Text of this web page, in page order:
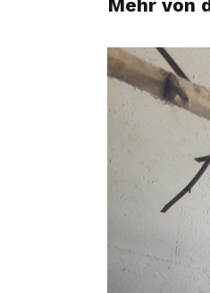
Mehr von